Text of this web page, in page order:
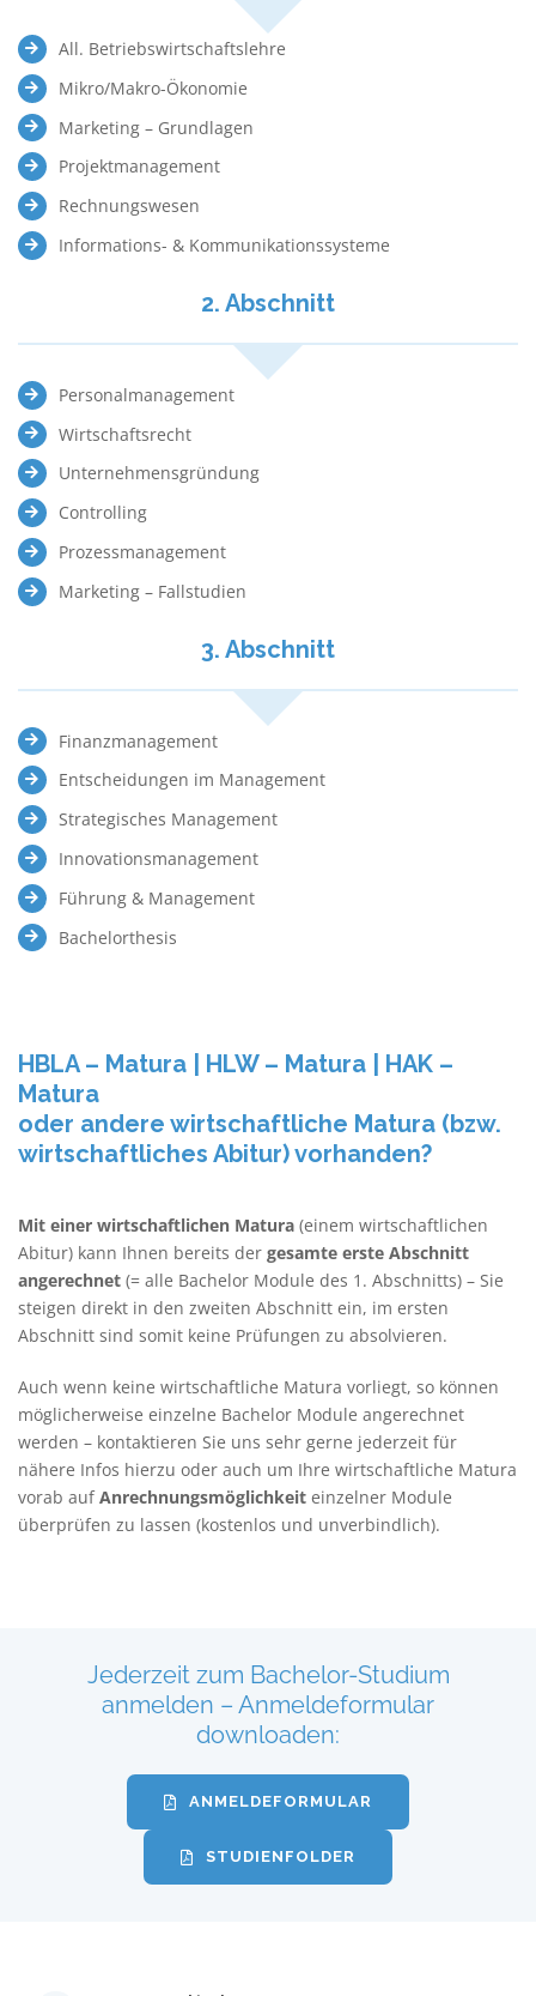
All. Betriebswirtschaftslehre
Mikro/Makro-Ökonomie
Marketing – Grundlagen
Projektmanagement
Rechnungswesen
Informations- & Kommunikationssysteme
2. Abschnitt
Personalmanagement
Wirtschaftsrecht
Unternehmensgründung
Controlling
Prozessmanagement
Marketing – Fallstudien
3. Abschnitt
Finanzmanagement
Entscheidungen im Management
Strategisches Management
Innovationsmanagement
Führung & Management
Bachelorthesis
HBLA – Matura | HLW – Matura | HAK –
Matura
oder andere wirtschaftliche Matura (bzw.
wirtschaftliches Abitur) vorhanden?
Mit einer wirtschaftlichen Matura(einem wirtschaftlichen
Abitur) kann Ihnen bereits der gesamte erste Abschnitt
angerechnet (= alle Bachelor Module des 1. Abschnitts) – Sie
steigen direkt in den zweiten Abschnitt ein, im ersten
Abschnitt sind somit keine Prüfungen zu absolvieren.
Auch wenn keine wirtschaftliche Matura vorliegt, so können
möglicherweise einzelne Bachelor Module angerechnet
werden – kontaktieren Sie uns sehr gerne jederzeit für
nähere Infos hierzu oder auch um Ihre wirtschaftliche Matura
vorab aufAnrechnungsmöglichkeiteinzelner Module
überprüfen zu lassen (kostenlos und unverbindlich).
Jederzeit zum Bachelor-Studium
anmelden – Anmeldeformular
downloaden:
ANMELDEFORMULAR
STUDIENFOLDER